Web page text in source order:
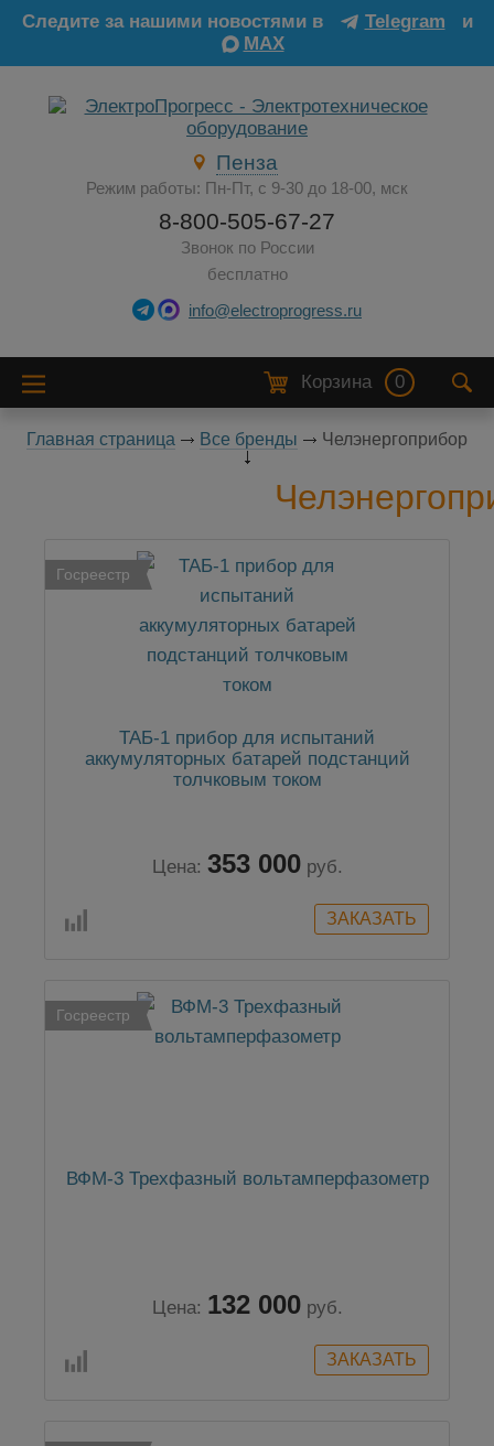
Следите за нашими новостями в Telegram
и
MAX
Пенза
Режим работы: Пн-Пт, с 9-30 до 18-00, мск
8-800-505-67-27
Звонок по России
бесплатно
info@electroprogress.ru
Корзина 0
Главная страница Все бренды Челэнергоприбор
Госреестр
ТАБ-1 прибор для испытаний
аккумуляторных батарей подстанций
толчковым током
Цена: 353 000 руб.
Госреестр
ВФМ-3 Трехфазный вольтамперфазометр
Цена: 132 000 руб.